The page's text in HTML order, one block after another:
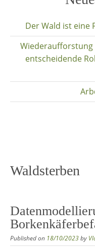
Der Wald ist eine
Wiederaufforstung
entscheidende
Waldsterben
Published on 18/10/2023by